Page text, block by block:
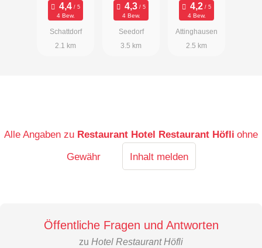
4 Bew.
Schattdorf
2.1 km
4 Bew.
Seedorf
3.5 km
n
4 Bew.
Attinghausen
2.5 km
Alle Angaben zu Restaurant Hotel Restaurant Höfli ohne
Gewähr
Inhalt melden
Öffentliche Fragen und Antworten
zu Hotel Restaurant Höfli